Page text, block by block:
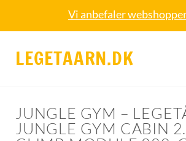
Vi anbefaler
LEGETAARN.DK
JUNGLE GYM –
JUNGLE GYM CABIN